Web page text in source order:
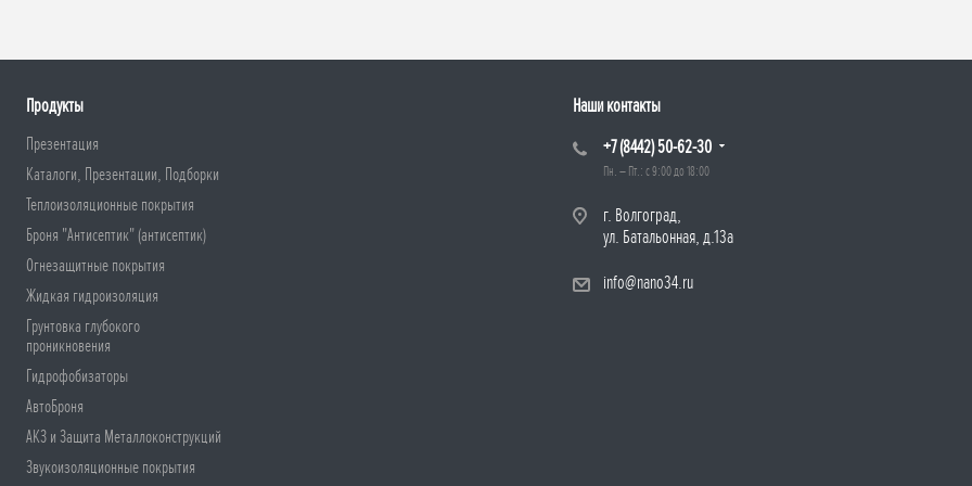
Продукты
Презентация
Каталоги, Презентации, Подборки
Теплоизоляционные покрытия
Броня "Антисептик" (антисептик)
Огнезащитные покрытия
Жидкая гидроизоляция
Грунтовка глубокого
проникновения
Гидрофобизаторы
АвтоБроня
АКЗ и Защита Металлоконструкций
Звукоизоляционные покрытия
Наши контакты
+7 (8442) 50-62-30
Пн. – Пт.: с 9:00 до 18:00
г. Волгоград,
ул. Батальонная, д.13а
info@nano34.ru